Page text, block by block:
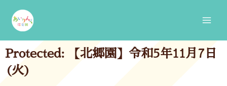
content
Protected: 【北郷園】令和5年11月7日
(火)